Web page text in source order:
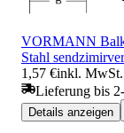
VORMANN
Stahl
1,57 €inkl. MwSt.
Lieferung bis
Details anzeigen